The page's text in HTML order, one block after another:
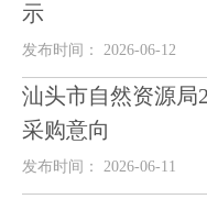
示
发布时间： 2026-06-12
汕头市自然资源局
采购意向
发布时间： 2026-06-11